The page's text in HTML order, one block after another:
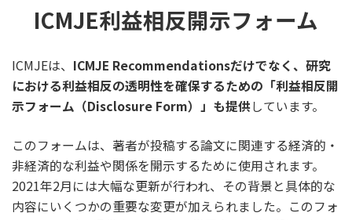
ICMJE利益相反開示フォーム
ICMJEは、 ICMJE Recommendationsだけでなく、研究
における利益相反の透明性を確保するための「利益相反開
示フォーム（Disclosure Form）」も提供しています。
このフォームは、著者が投稿する論文に関連する経済的・
非経済的な利益や関係を開示するために使用されます。
2021年2月には大幅な更新が行われ、その背景と具体的な
内容にいくつかの重要な変更が加えられました。このフォ